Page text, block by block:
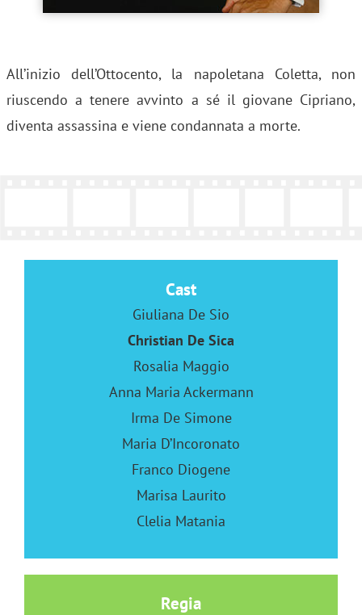
All’inizio dell’Ottocento, la napoletana Coletta, non
riuscendo a tenere avvinto a sé il giovane Cipriano,
diventa assassina e viene condannata a morte.
Cast
Giuliana De Sio
Christian De Sica
Rosalia Maggio
Anna Maria Ackermann
Irma De Simone
Maria D’Incoronato
Franco Diogene
Marisa Laurito
Clelia Matania
Regia